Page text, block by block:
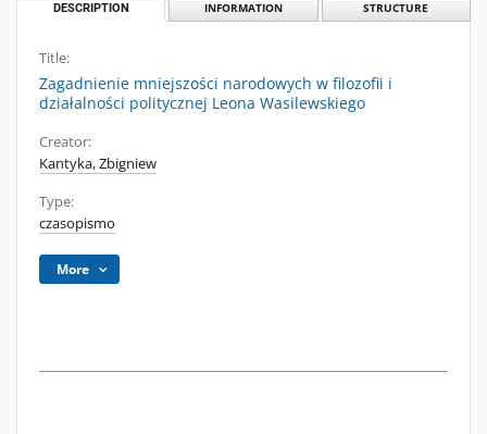
DESCRIPTION INFORMATION STRUCTURE
Title:
Zagadnienie mniejszości narodowych w filozofii i
działalności politycznej Leona Wasilewskiego
Creator:
Kantyka, Zbigniew
Type:
czasopismo
More